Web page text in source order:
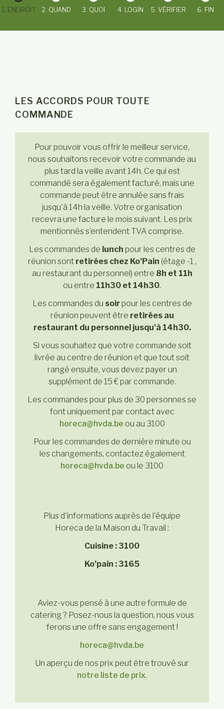
1. ENDROIT 2. QUAND 3. QUOI 4. LOGIN 5. VÉRIFIER 6. FIN
LES ACCORDS POUR TOUTE
COMMANDE
Pour pouvoir vous offrir le meilleur service,
nous souhaitons recevoir votre commande au
plus tard la veille avant 14h. Ce qui est
commandé sera également facturé, mais une
commande peut être annulée sans frais
jusqu'à 14h la veille. Votre organisation
recevra une facture le mois suivant. Les prix
mentionnés s’entendent TVA comprise.
Les commandes de lunch pour les centres de
réunion sont retirées chez Ko'Pain (étage -1 ,
au restaurant du personnel) entre 8h et 11h
ou entre 11h30 et 14h30.
Les commandes du soirpour les centres de
réunion peuvent être retirées au
restaurant du personnel jusqu'à 14h30.
Si vous souhaitez que votre commande soit
livrée au centre de réunion et que tout soit
rangé ensuite, vous devez payer un
supplément de 15 € par commande.
Les commandes pour plus de 30 personnes se
font uniquement par contact avec
horeca@hvda.be ou au 3100
Pour les commandes de dernière minute ou
les changements, contactez également
horeca@hvda.be ou le 3100
Plus d'informations auprès de l'équipe
Horeca de la Maison du Travail :
Cuisine : 3100
Ko’pain : 3165
Aviez-vous pensé à une autre formule de
catering ? Posez-nous la question, nous vous
ferons une offre sans engagement !
horeca@hvda.be
Un aperçu de nos prix peut être trouvé sur
notre liste de prix.